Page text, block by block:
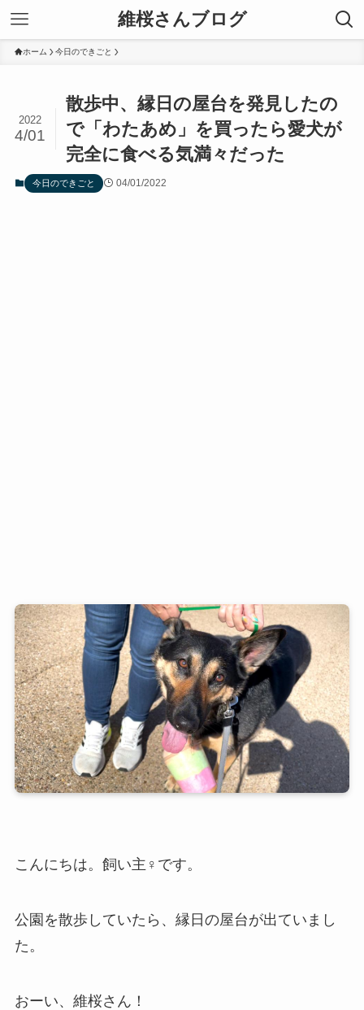
維桜さんブログ
ホーム 今日のできごと
散歩中、縁日の屋台を発見したの
で「わたあめ」を買ったら愛犬が
完全に食べる気満々だった
2022
4/01
今日のできごと 04/01/2022
こんにちは。飼い主♀です。
公園を散歩していたら、縁日の屋台が出ていまし
た。
おーい、維桜さん！